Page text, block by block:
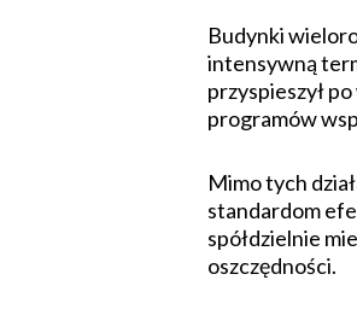
Budynki
intensywną
przyspieszył
programów
Mimo tych
standardom
spółdzielnie
oszczędności.